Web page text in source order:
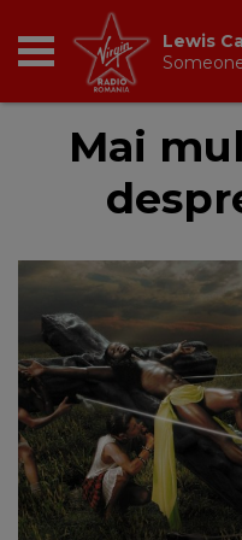
RADIO
BREAKFAST
TIC TALK
CÂȘTIGĂ
HOT 30
DANCEFLOOR
RADIO ACADEMY
Lewis
Mai